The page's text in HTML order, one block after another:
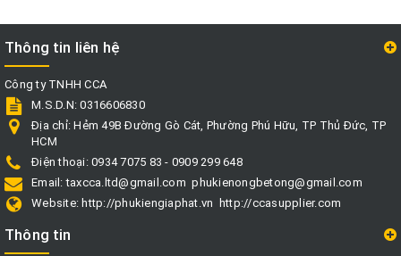
Thông tin liên hệ
Công ty TNHH CCA
M.S.D.N: 0316606830
Địa chỉ:Hẻm 49B Đường Gò Cát, Phường Phú Hữu, TP Thủ Đức, TP
HCM
Điện thoại: 0934 7075 83 - 0909 299 648
Email:taxcca.ltd@gmail.com phukienongbetong@gmail.com
Website: http://phukiengiaphat.vn http://ccasupplier.com
Thông tin